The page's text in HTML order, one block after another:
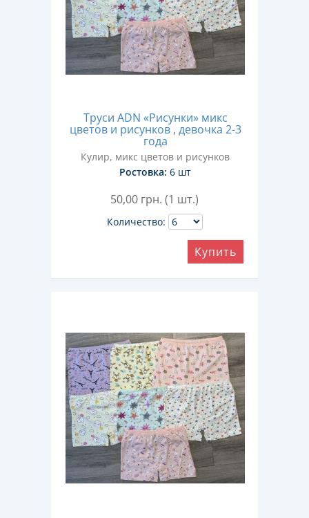
Труси ADN «Рисунки» микс
цветов и рисунков , девочка 2-3
года
Кулир, микс цветов и рисунков
Ростовка: 6 шт
50,00 грн. (1 шт.)
Количество:
Купить